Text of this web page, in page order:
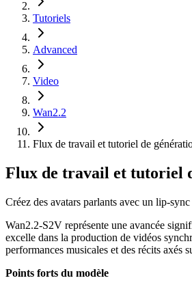
Tutoriels
Advanced
Video
Wan2.2
Flux de travail et tutoriel de
Flux de travail et tutoriel
Créez des avatars parlants avec un lip-
Wan2.2-S2V représente une avancée
excelle dans la production de vidéos
performances musicales et des récits axés
Points forts du modèle